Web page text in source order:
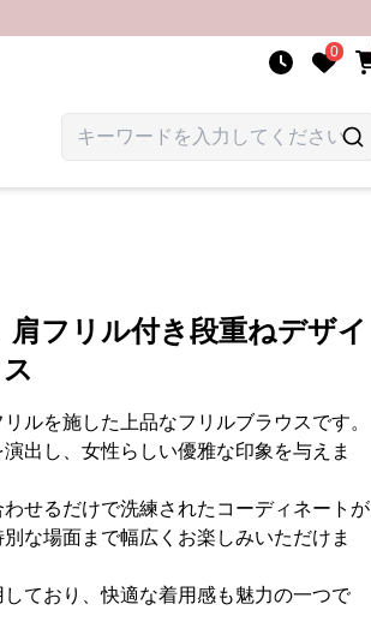
0
フリル付き段重ねデザイ
ルを施した上品なフリルブラウスです。
出し、女性らしい優雅な印象を与えま
せるだけで洗練されたコーディネートが
な場面まで幅広くお楽しみいただけま
ており、快適な着用感も魅力の一つで